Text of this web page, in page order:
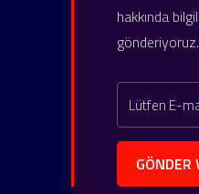
hakkında
gönderiyoruz.
GÖNDER